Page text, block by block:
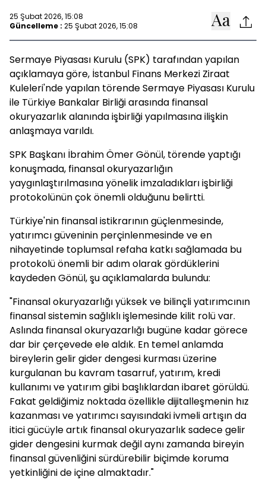
25 Şubat 2026, 15:08
Güncelleme : 25 Şubat 2026, 15:08
Sermaye Piyasası Kurulu (SPK) tarafından yapılan
açıklamaya göre, İstanbul Finans Merkezi Ziraat
Kuleleri'nde yapılan törende Sermaye Piyasası Kurulu
ile Türkiye Bankalar Birliği arasında finansal
okuryazarlık alanında işbirliği yapılmasına ilişkin
anlaşmaya varıldı.
SPK Başkanı İbrahim Ömer Gönül, törende yaptığı
konuşmada, finansal okuryazarlığın
yaygınlaştırılmasına yönelik imzaladıkları işbirliği
protokolünün çok önemli olduğunu belirtti.
Türkiye'nin finansal istikrarının güçlenmesinde,
yatırımcı güveninin perçinlenmesinde ve en
nihayetinde toplumsal refaha katkı sağlamada bu
protokolü önemli bir adım olarak gördüklerini
kaydeden Gönül, şu açıklamalarda bulundu:
"Finansal okuryazarlığı yüksek ve bilinçli yatırımcının
finansal sistemin sağlıklı işlemesinde kilit rolü var.
Aslında finansal okuryazarlığı bugüne kadar görece
dar bir çerçevede ele aldık. En temel anlamda
bireylerin gelir gider dengesi kurması üzerine
kurgulanan bu kavram tasarruf, yatırım, kredi
kullanımı ve yatırım gibi başlıklardan ibaret görüldü.
Fakat geldiğimiz noktada özellikle dijitalleşmenin hız
kazanması ve yatırımcı sayısındaki ivmeli artışın da
itici gücüyle artık finansal okuryazarlık sadece gelir
gider dengesini kurmak değil aynı zamanda bireyin
finansal güvenliğini sürdürebilir biçimde koruma
yetkinliğini de içine almaktadır."